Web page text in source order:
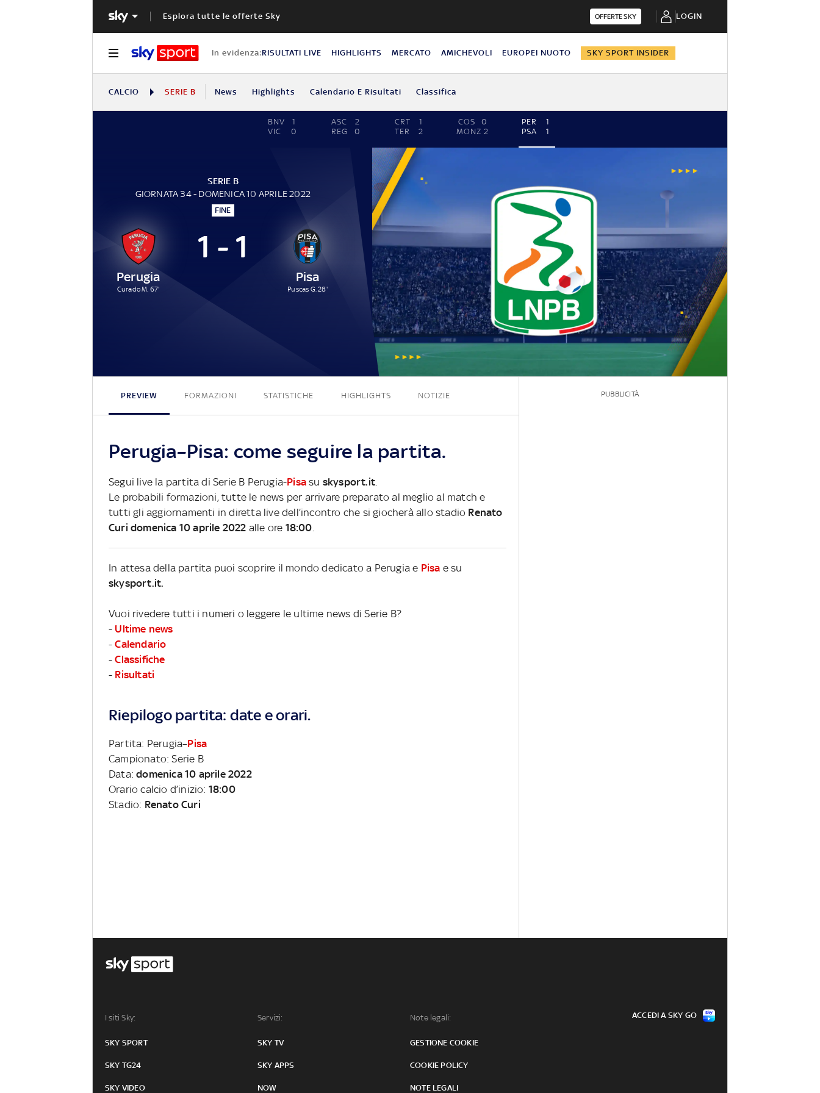
Esplora tutte le offerte Sky OFFERTE SKY LOGIN
In evidenza:RISULTATI LIVE HIGHLIGHTS MERCATO AMICHEVOLI EUROPEI NUOTO SKY SPORT INSIDER
CALCIO SERIE B News Highlights Calendario E Risultati Classifica
BNV
1
VIC
0
ASC
2
REG
0
CRT
1
TER
2
COS
0
MONZ 2
PER
1
PSA
1
SERIE B
GIORNATA 34 - DOMENICA 10 APRILE 2022
FINE
Perugia
Curado M. 67'
1 - 1
Pisa
Puscas G. 28'
1 - 1
PREVIEW FORMAZIONI STATISTICHE HIGHLIGHTS NOTIZIE
Perugia–Pisa: come seguire la partita.
Segui live la partita di Serie B Perugia-Pisa su skysport.it
Le probabili formazioni, tutte le news per arrivare preparato al meglio al match e
tutti gli aggiornamenti in diretta live dell’incontro che si giocherà allo stadio Renato
Curi domenica 10 aprile 2022 alle ore 18:00
In attesa della partita puoi scoprire il mondo dedicato a Perugia e Pisa e su
skysport.it.
Vuoi rivedere tutti i numeri o leggere le ultime news di Serie B?
- Ultime news
-Calendario
-Classifiche
- Risultati
Riepilogo partita: date e orari.
Partita: Perugia–Pisa
Campionato: Serie B
Data:domenica 10 aprile 2022
Orario calcio d’inizio: 18:00
Stadio: Renato Curi
PUBBLICITÀ
I siti Sky:
SKY SPORT
SKY TG24
SKY VIDEO
Servizi:
SKY TV
SKY APPS
NOW
Note legali:
GESTIONE COOKIE
COOKIE POLICY
NOTE LEGALI
ACCEDI A SKY GO